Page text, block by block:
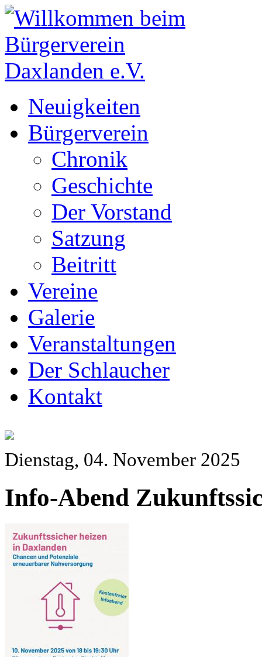
Neuigkeiten
Bürgerverein
Chronik
Geschichte
Der Vorstand
Satzung
Beitritt
Vereine
Galerie
Veranstaltungen
Der Schlaucher
Kontakt
Dienstag, 04. November 2025
Info-Abend